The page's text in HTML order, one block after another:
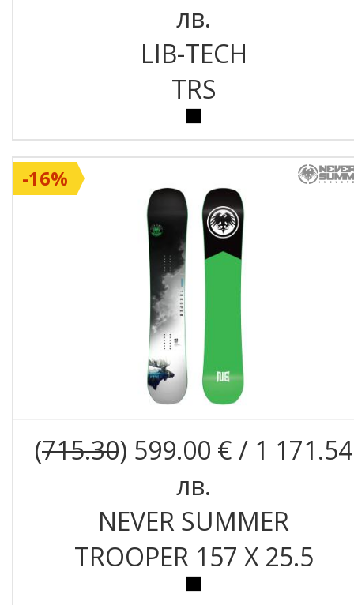
лв.
LIB-TECH
TRS
(715.30) 599.00 € / 1 171.54
лв.
NEVER SUMMER
TROOPER 157 X 25.5
-16%